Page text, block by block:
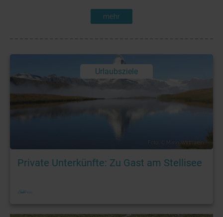
mehr
Urlaubsziele
Foto: © Mario Wirthwein
Private Unterkünfte: Zu Gast am Stellisee